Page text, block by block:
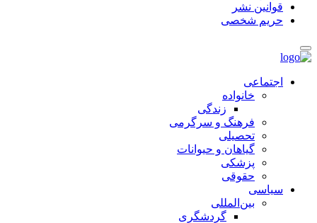
قوانین نشر
حریم شخصی
اجتماعی
خانواده
زندگی
فرهنگ و سرگرمی
تحصیلی
گیاهان و حیوانات
پزشکی
حقوقی
سیاسی
بین‌المللی
گردشگری